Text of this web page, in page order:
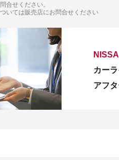
合せください。
いては販売店にお問合せください
カー
アフ